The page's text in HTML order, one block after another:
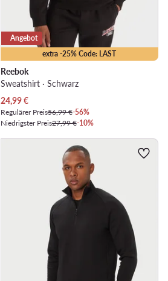
extra -25% Code: LAST
Angebot
Reebok
Sweatshirt · Schwarz
Aktueller Preis
24,99€
Regulärer Preis56,99 €-56%
Niedrigster Preis27,99 €-10%